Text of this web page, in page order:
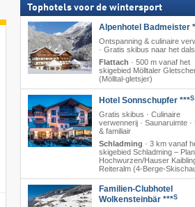
Tophotels voor de wintersport
Alpenhotel Badmeister
Ontspanning & culinaire
· Gratis skibus naar het
Flattach · 500 m vanaf het
skigebied Mölltaler
(Mölltal-gletsjer)
Hotel Sonnschupfer ***S
Gratis skibus · Culinaire
verwennerij · Saunaruimte ·
& familiair
Schladming · 3 km vanaf
skigebied Schladming –
Hochwurzen/​Hauser
Reiteralm (4-Berge-
Familien-Clubhotel
Wolkensteinbär ***S